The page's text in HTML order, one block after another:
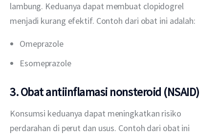
lambung. Keduanya dapat membuat clopidogrel
menjadi kurang efektif. Contoh dari obat ini adalah:
Omeprazole
Esomeprazole
3. Obat antiinflamasi nonsteroid (NSAID)
Konsumsi keduanya dapat meningkatkan risiko
perdarahan di perut dan usus. Contoh dari obat ini